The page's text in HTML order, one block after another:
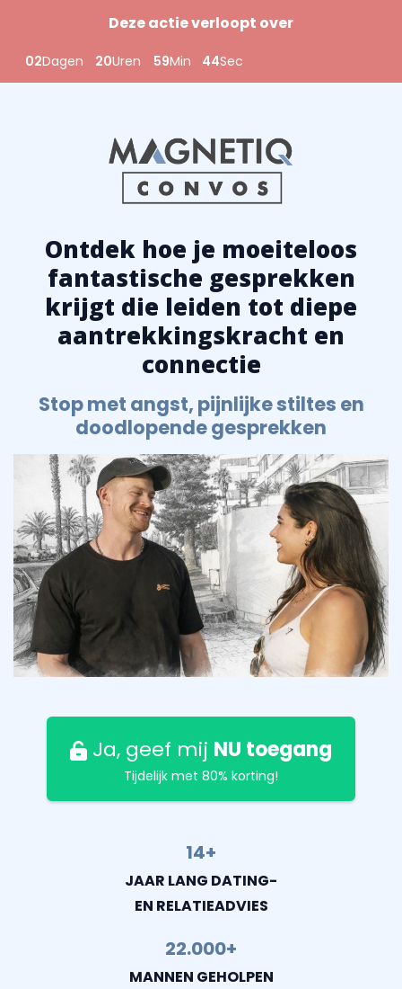
Deze actie verloopt over
02Dagen 20Uren 59Min 42Sec
Ontdek hoe je moeiteloos
fantastische gesprekken
krijgt die leiden tot diepe
aantrekkingskracht en
connectie
Stop met angst, pijnlijke stiltes en
doodlopende gesprekken
Ja, geef mij NU toegang
Tijdelijk met 80% korting!
14+
JAAR LANG DATING-
EN RELATIEADVIES
22.000+
MANNEN GEHOLPEN